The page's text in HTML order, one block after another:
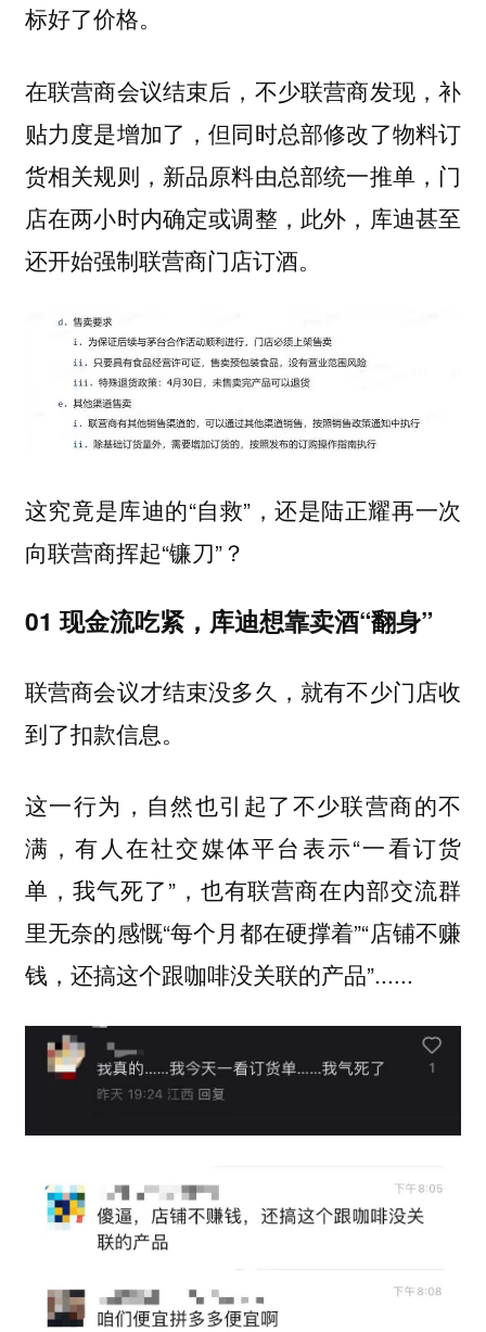
标好了价格。
在联营商会议结束后，不少联营商发现，补
贴力度是增加了，但同时总部修改了物料订
货相关规则，新品原料由总部统一推单，门
店在两小时内确定或调整，此外，库迪甚至
还开始强制联营商门店订酒。
这究竟是库迪的“自救”，还是陆正耀再一次
向联营商挥起“镰刀”？
01 现金流吃紧，库迪想靠卖酒“翻身”
联营商会议才结束没多久，就有不少门店收
到了扣款信息。
这一行为，自然也引起了不少联营商的不
满，有人在社交媒体平台表示“一看订货
单，我气死了”，也有联营商在内部交流群
里无奈的感慨“每个月都在硬撑着”“店铺不赚
钱，还搞这个跟咖啡没关联的产品”......